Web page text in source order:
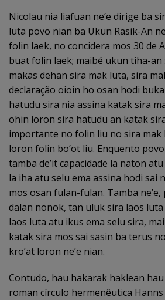
Nicolau nia liafuan ne’e dirige ba
luta povo nian ba Ukun Rasik-An
folin laek, no concidera mos 30 de
buat folin laek; maibé ukun tiha-
makas dehan sira mak luta, sira
declaração oioin ho osan hodi
hatudu sira nia assina katak sira
ohin loron sira hatudu an katak
importante no folin liu no sira mak
loron folin bo’ot liu. Enquento
tamba de’it capacidade la naton
la iha atu selu ema assina hodi sai
mos osan fulan-fulan. Tamba
dalan nonok, tan uluk sira laos
laos luta atu ikus ema selu sira,
katak sira mos sai sasin ba terus
kro’at loron ne’e nian.
Contudo, hau hakarak haklean hau
roman círculo hermenêutica